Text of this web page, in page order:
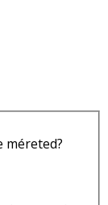
méreted?